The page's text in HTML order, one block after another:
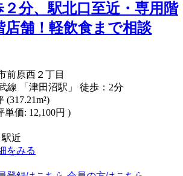
分、駅北口至近・専用階
店舗！軽飲食まで相談
前原西２丁目
線 「津田沼駅」 徒歩：2分
(317.21m²)
単価: 12,100円 )
駅近
をみる